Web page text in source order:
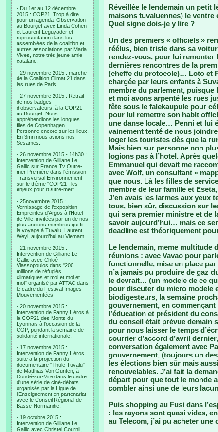
- Du 1er au 12 décembre
2015 : COP21. Trop à dire
pour un agenda. Observation
au Bourget avec Linda Cohen
et Laurent Leguyader et
representation dans les
assemblées de la coalition et
autres associations par Maria
Vives, notre très jeune amie
catalane.
- 29 novembre 2015 : marche
de la Coalition Climat 21 dans
les rues de Paris.
- 27 novembre 2015 : Retrait
de nos badges
d’observateurs, à la COP21
au Bourget. Nous
appréhendions les longues
files de Copenhagen.
Personne encore sur les lieux.
En 3mn nous avions nos
Sesames.
- 26 novembre 2015 - 14h30 :
Intervention de Gilliane Le
Gallic sur France Tv Outre-
mer Première dans l'émission
Transversal Environnement
sur le thème "COP21 : les
enjeux pour l'Outre-mer".
- 25novembre 2015 :
Vernissage de l’exposition
Empreintes d’Argos à l’Hotel
de Ville, invitées par un de nos
plus anciens membres qui fit
le voyage à Tuvalu, Laurent
Weyl, aujourd’hui au Vietnam.
- 21 novembre 2015 :
Intervention de Gilliane Le
Gallic avec Chloé
Vlassopoulos dans "200
millions de réfugiés
climatiques et moi et moi et
moi" organisé par ATTAC dans
le cadre du Festival Images
Mouvementées.
- 20 novembre 2015 :
Intervention de Fanny Héros à
la COP21 des Monts du
Lyonnais à l'occasion de la
COP, pendant la semaine de
solidarité internationale.
- 17 novembre 2015 :
Intervention de Fanny Héros
suite à la projection du
documentaire "Thule Tuvalu"
de Matthias Von Gunten, à
Condé-sur-Vire dans le cadre
d'une série de ciné-débats
organisés par la Ligue de
l'Enseignement en partenariat
avec le Conseil Régional de
Basse-Normandie.
- 19 octobre 2015 :
Intervention de Gilliane Le
Gallic avec Christel Cournil,
Réveillée le lendemain un petit
maisons tuvaluennes) le ventre
Quel signe dois-je y lire ?
Un des premiers « officiels »
réélus, bien triste dans sa
rendez-vous, pour lui remonter
dernières rencontres de la
(cheffe du protocole)… Loto et
chargée par leurs enfants à
membre du parlement,
et moi avons arpenté les rues
fête sous le falekaupule pour
pour lui remettre son habit
une danse locale… Penni et lui
vainement tenté de nous
loger les touristes dès que la
Mais bien sur personne non
logions pas à l’hotel. Après
Emmanuel qui devait me
avec Wolf, un consultant «
que nous. Là les filles de
membre de leur famille et
J’en avais les larmes aux
tous, bien sûr, discussion sur
qui sera premier ministre et de
savoir aujourd’hui… mais ce
deadline est théoriquement
Le lendemain, meme multitude
réunions : avec Vavao pour
fonctionnelle, mise en place par
n’a jamais pu produire de gaz
le devrait… (un modele de ce
pour discuter du micro modele
biodigesteurs, la semaine
gouvernement, en
l’éducation et président du
du conseil était prévue demain
pour nous laisser le temps
courrier d’accord d’avril
conversation également avec
gouvernement, (toujours un
les élections bien sûr mais
renouvelables. J’ai fait la
départ pour que tout le monde
combler ainsi une de leurs
Puis shopping au Fusi dans
: les rayons sont quasi vides,
au Telecom, j’ai pu acheter une